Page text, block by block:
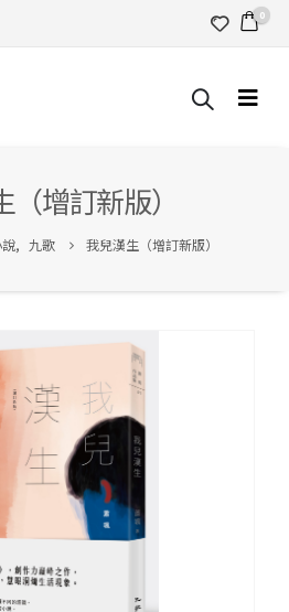
0
增訂新版）
, 九歌 我兒漢生（增訂新版）